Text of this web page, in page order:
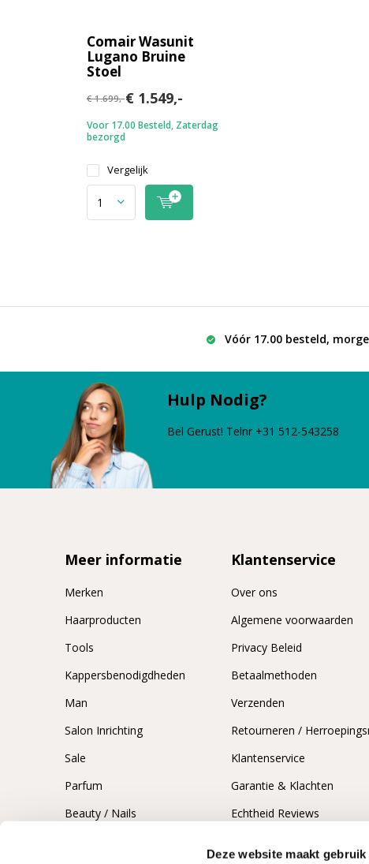
Deze website maakt
Comair Wasunit
Lugano Bruine
Stoel
€ 1.699,-€ 1.549,-
Voor 17.00 Besteld, Zaterdag
bezorgd
Vergelijk
Vóór 17.00 besteld,
Hulp Nodig?
Bel Gerust! Telnr +31 512-543258
Meer informatie
Merken
Haarproducten
Tools
Kappersbenodigdheden
Man
Salon Inrichting
Sale
Parfum
Beauty / Nails
Klantenservice
Over ons
Algemene voorwaarden
Privacy Beleid
Betaalmethoden
Verzenden
Retourneren /
Klantenservice
Garantie & Klachten
Echtheid Reviews